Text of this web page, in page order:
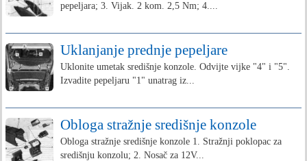
pepeljara; 3. Vijak. 2 kom. 2,5 Nm; 4....
Uklanjanje prednje pepeljare
Uklonite umetak središnje konzole. Odvijte vijke "4" i "5".
Izvadite pepeljaru "1" unatrag iz...
Obloga stražnje središnje konzole
Obloga stražnje središnje konzole 1. Stražnji poklopac za
središnju konzolu; 2. Nosač za 12V...